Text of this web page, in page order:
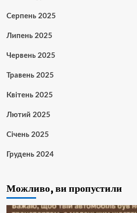
Серпень 2025
Липень 2025
Червень 2025
Травень 2025
Квітень 2025
Лютий 2025
Січень 2025
Грудень 2024
Можливо, ви пропустили